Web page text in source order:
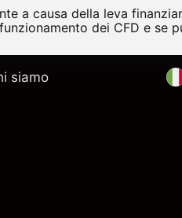
a causa della leva
dei CFD e se
siamo